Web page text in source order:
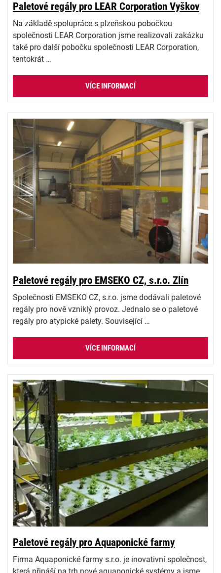
Paletové regály pro LEAR Corporation Vyškov
Na základě spolupráce s plzeňskou pobočkou
společnosti LEAR Corporation jsme realizovali zakázku
také pro další pobočku společnosti LEAR Corporation,
tentokrát …
VÍCE INFORMACÍ
Paletové regály pro EMSEKO CZ, s.r.o. Zlín
Společnosti EMSEKO CZ, s.r.o. jsme dodávali paletové
regály pro nově vzniklý provoz. Jednalo se o paletové
regály pro atypické palety. Související …
VÍCE INFORMACÍ
Paletové regály pro Aquaponické farmy
Firma Aquaponické farmy s.r.o. je inovativní společnost,